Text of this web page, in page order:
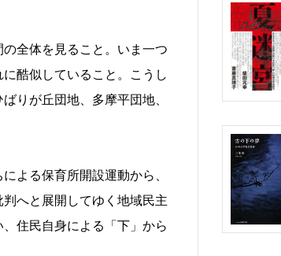
全体を見ること。いま一つ
酷似していること。こうし
りが丘団地、多摩平団地、
よる保育所開設運動から、
へと展開してゆく地域民主
住民自身による「下」から